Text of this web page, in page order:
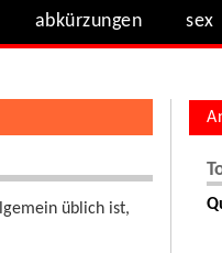
abkürzungen sex
üblich ist,